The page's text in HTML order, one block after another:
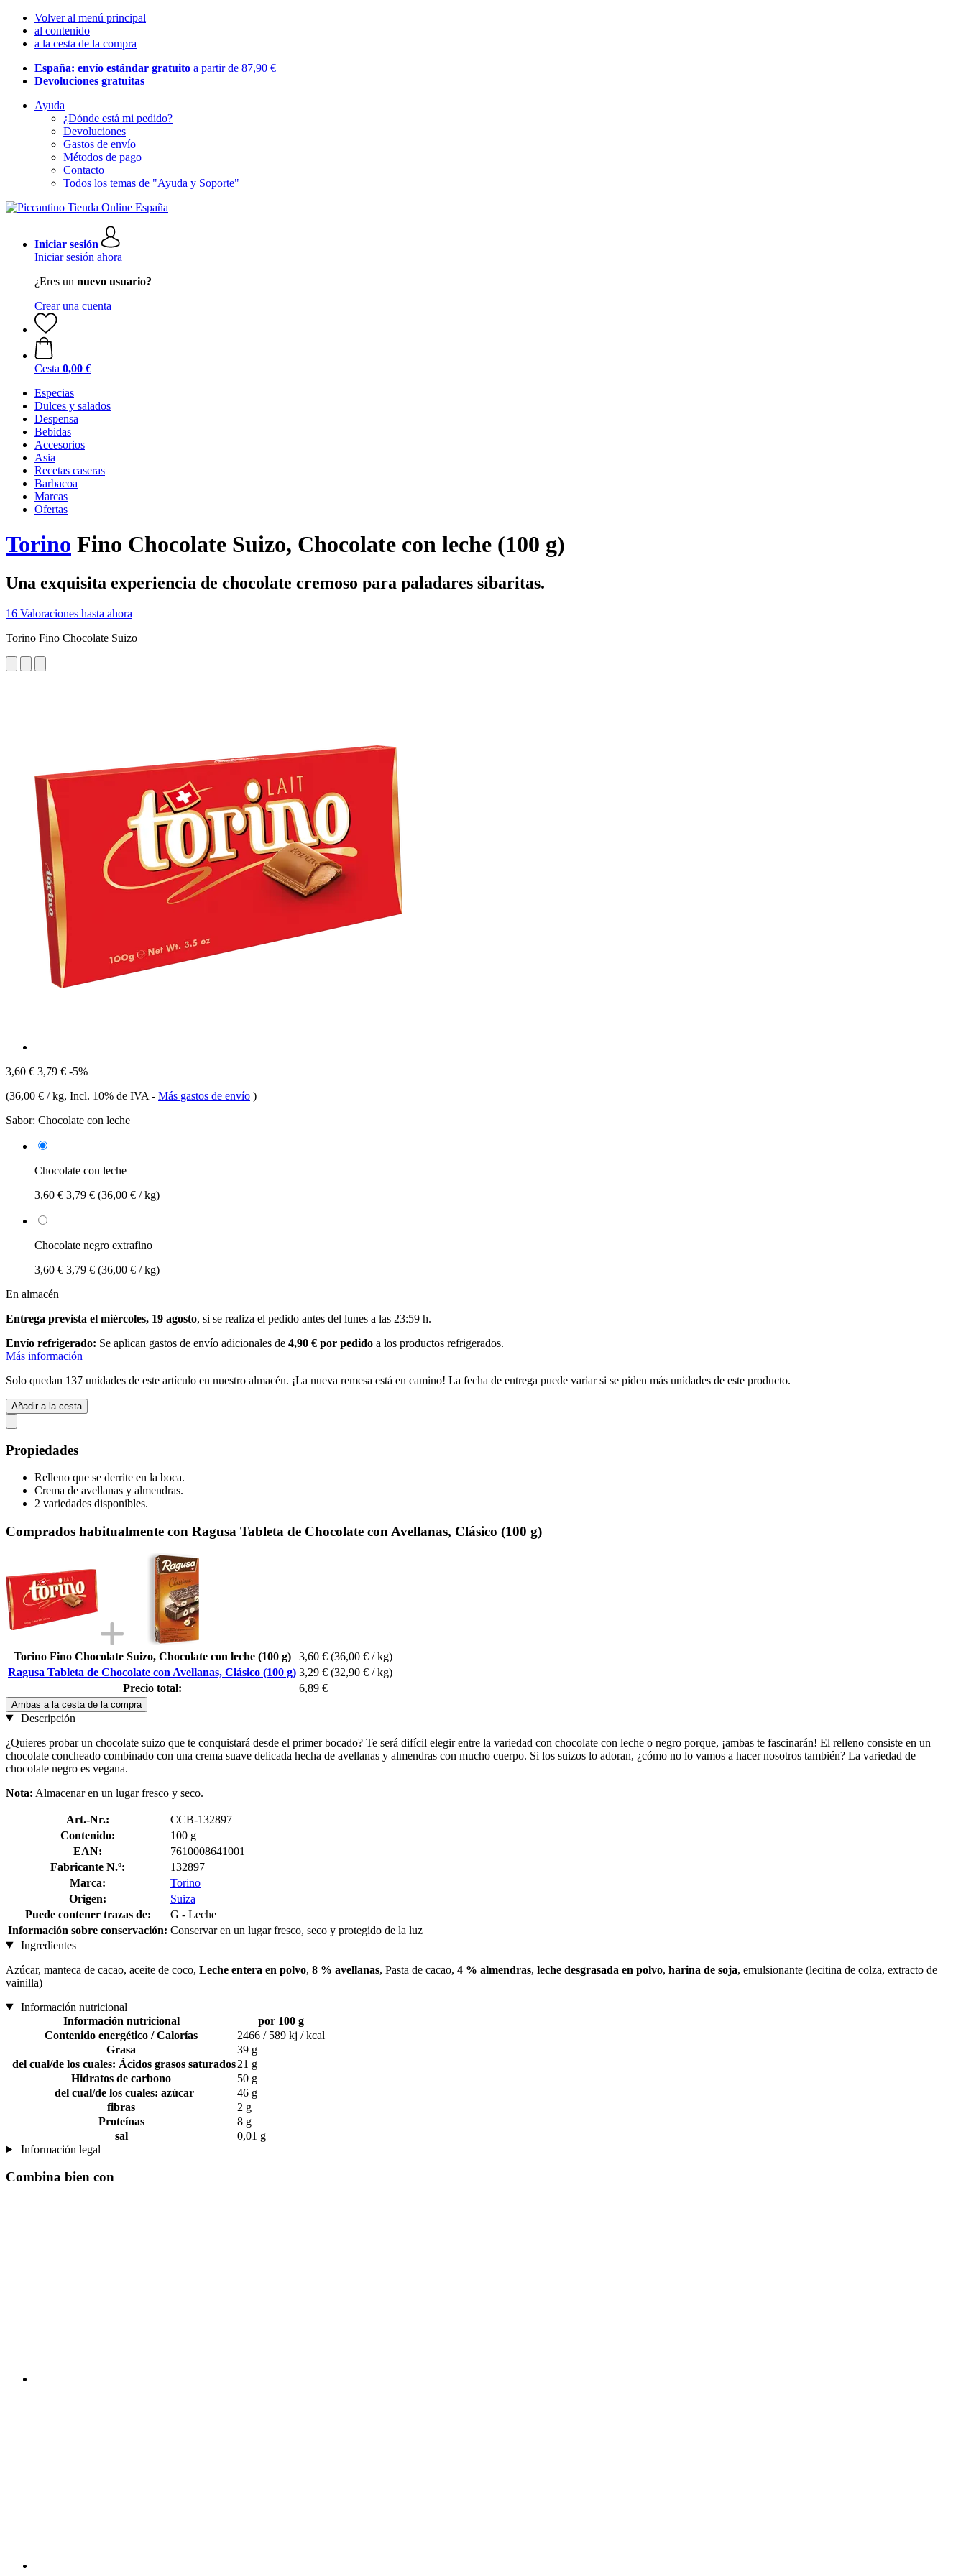
Volver al menú principal
al contenido
a la cesta de la compra
España: envío estándar gratuito a partir de 87,90 €
Devoluciones gratuitas
Ayuda
¿Dónde está mi pedido?
Devoluciones
Gastos de envío
Métodos de pago
Contacto
Todos los temas de "Ayuda y Soporte"
Iniciar sesión
Iniciar sesión ahora
¿Eres un nuevo usuario?
Crear una cuenta
Cesta 0,00 €
Especias
Dulces y salados
Despensa
Bebidas
Accesorios
Asia
Recetas caseras
Barbacoa
Marcas
Ofertas
Torino Fino Chocolate Suizo, Chocolate con leche (100 g)
Una exquisita experiencia de chocolate cremoso para paladares sibaritas.
16 Valoraciones hasta ahora
Torino Fino Chocolate Suizo
3,60 € 3,79 € -5%
(36,00 € / kg, Incl. 10% de IVA - Más gastos de envío )
Sabor: Chocolate con leche
Chocolate con leche
3,60 € 3,79 € (36,00 € / kg)
Chocolate negro extrafino
3,60 € 3,79 € (36,00 € / kg)
En almacén
Entrega prevista el miércoles, 19 agosto, si se realiza el pedido antes del lunes a las 23:59 h.
Envío refrigerado: Se aplican gastos de envío adicionales de 4,90 € por pedido a los productos refrigerados.
Más información
Solo quedan 137 unidades de este artículo en nuestro almacén. ¡La nueva remesa está en camino! La fecha de entrega puede variar si se piden más unidades de este producto.
Añadir a la cesta
Propiedades
Relleno que se derrite en la boca.
Crema de avellanas y almendras.
2 variedades disponibles.
Comprados habitualmente con Ragusa Tableta de Chocolate con Avellanas, Clásico (100 g)
Torino Fino Chocolate Suizo, Chocolate con leche (100 g) 3,60 € (36,00 € / kg)
Ragusa Tableta de Chocolate con Avellanas, Clásico (100 g) 3,29 € (32,90 € / kg)
Precio total:
6,89 €
Ambas a la cesta de la compra
Descripción
¿Quieres probar un chocolate suizo que te conquistará desde el primer bocado? Te será difícil elegir entre la variedad con chocolate con leche o negro porque, ¡ambas te fascinarán! El relleno consiste en un
chocolate concheado combinado con una crema suave delicada hecha de avellanas y almendras con mucho cuerpo. Si los suizos lo adoran, ¿cómo no lo vamos a hacer nosotros también? La variedad de
chocolate negro es vegana.
Nota: Almacenar en un lugar fresco y seco.
Art.-Nr.:
CCB-132897
Contenido:
100 g
EAN:
7610008641001
Fabricante N.º:
132897
Marca:
Torino
Origen:
Suiza
Puede contener trazas de:
G - Leche
Información sobre conservación: Conservar en un lugar fresco, seco y protegido de la luz
Ingredientes
Azúcar, manteca de cacao, aceite de coco, Leche entera en polvo, 8 % avellanas, Pasta de cacao, 4 % almendras, leche desgrasada en polvo, harina de soja, emulsionante (lecitina de colza, extracto de
vainilla)
Información nutricional
Información nutricional
por 100 g
Contenido energético / Calorías
2466 / 589 kj / kcal
Grasa
39 g
del cual/de los cuales: Ácidos grasos saturados21 g
Hidratos de carbono
50 g
del cual/de los cuales: azúcar
46 g
fibras
2 g
Proteínas
8 g
sal
0,01 g
Información legal
Combina bien con